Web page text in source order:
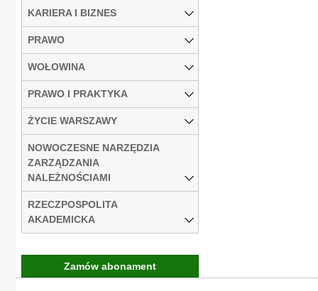
KARIERA I BIZNES
PRAWO
WOŁOWINA
PRAWO I PRAKTYKA
ŻYCIE WARSZAWY
NOWOCZESNE NARZĘDZIA
ZARZĄDZANIA
NALEŻNOŚCIAMI
RZECZPOSPOLITA
AKADEMICKA
Zamów abonament